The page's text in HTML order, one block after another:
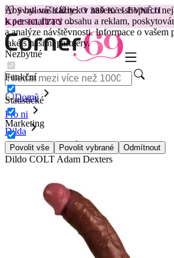
Aby byl váš zážitek v našem e-shopu co
k personalizaci obsahu a reklam,
a analýze návštěvnosti. Informace o
také s našimi partnery.
Nezbytné
Funkční
Statistické
Marketing
Povolit vše Povolit vybrané Odmítnout
😽Svakom Klitty: O 380 Kč LEVNĚJI
Kód: KLITTY →
Domů
Pro ni
Dilda
Realistické Dilda
Dildo COLT Adam Dexters